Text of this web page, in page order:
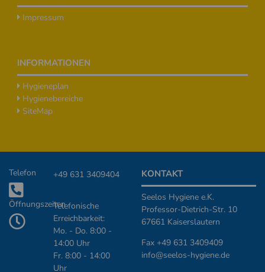
Impressum
INFORMATIONEN
Hygieneplan
Hygienebereiche
SiteMap
Zusätzliche Informationen
Telefon +49 631 3409404
ÖffnungszeitenTelefonische
Erreichbarkeit:
Mo. - Do. 8:00 -
14:00 Uhr
Fr. 8:00 - 14:00
Uhr
KONTAKT
Seelos Hygiene e.K.
Professor-Dietrich-Str. 10
67661 Kaiserslautern
Fax +49 631 3409409
info@seelos-hygiene.de